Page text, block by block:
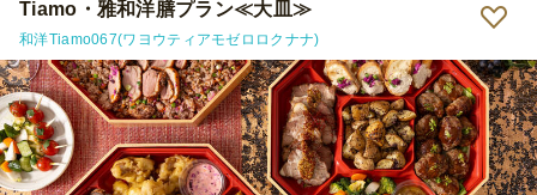
Tiamo・雅和洋膳プラン≪大皿≫
和洋Tiamo067(ワヨウティアモゼロロクナナ)